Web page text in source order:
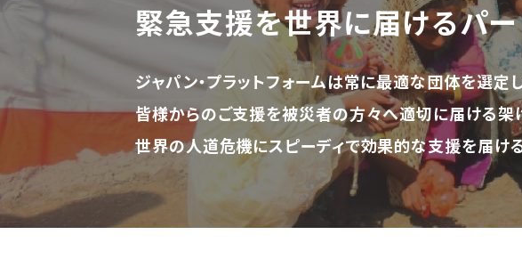
緊急支援を世界に届けるパ
ジャパン・プラットフォームは常に最適な団体を選定し
皆様からのご支援を被災者の方々へ適切に届ける架
世界の人道危機にスピーディで効果的な支援を届け